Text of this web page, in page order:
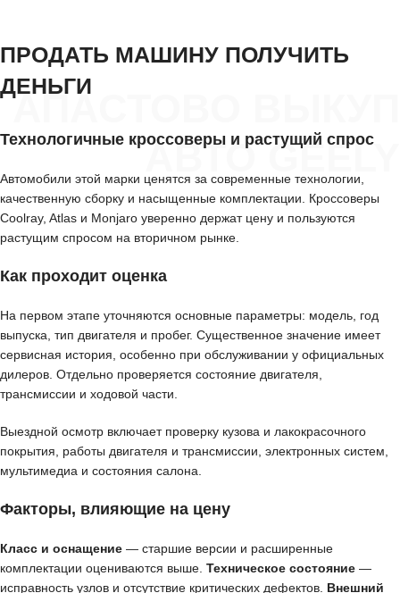
АПАСТОВО ВЫКУП
АВТО GEELY
ПРОДАТЬ МАШИНУ ПОЛУЧИТЬ
ДЕНЬГИ
Технологичные кроссоверы и растущий спрос
Автомобили этой марки ценятся за современные технологии,
качественную сборку и насыщенные комплектации. Кроссоверы
Coolray, Atlas и Monjaro уверенно держат цену и пользуются
растущим спросом на вторичном рынке.
Как проходит оценка
На первом этапе уточняются основные параметры: модель, год
выпуска, тип двигателя и пробег. Существенное значение имеет
сервисная история, особенно при обслуживании у официальных
дилеров. Отдельно проверяется состояние двигателя,
трансмиссии и ходовой части.
Выездной осмотр включает проверку кузова и лакокрасочного
покрытия, работы двигателя и трансмиссии, электронных систем,
мультимедиа и состояния салона.
Факторы, влияющие на цену
Класс и оснащение — старшие версии и расширенные
комплектации оцениваются выше. Техническое состояние —
исправность узлов и отсутствие критических дефектов. Внешний